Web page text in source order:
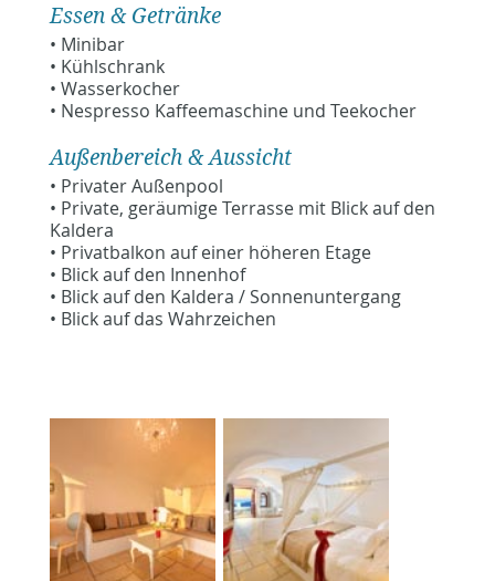
Essen & Getränke
• Minibar
• Kühlschrank
• Wasserkocher
• Nespresso Kaffeemaschine und Teekocher
Außenbereich & Aussicht
• Privater Außenpool
• Private, geräumige Terrasse mit Blick auf den
Kaldera
• Privatbalkon auf einer höheren Etage
• Blick auf den Innenhof
• Blick auf den Kaldera / Sonnenuntergang
• Blick auf das Wahrzeichen